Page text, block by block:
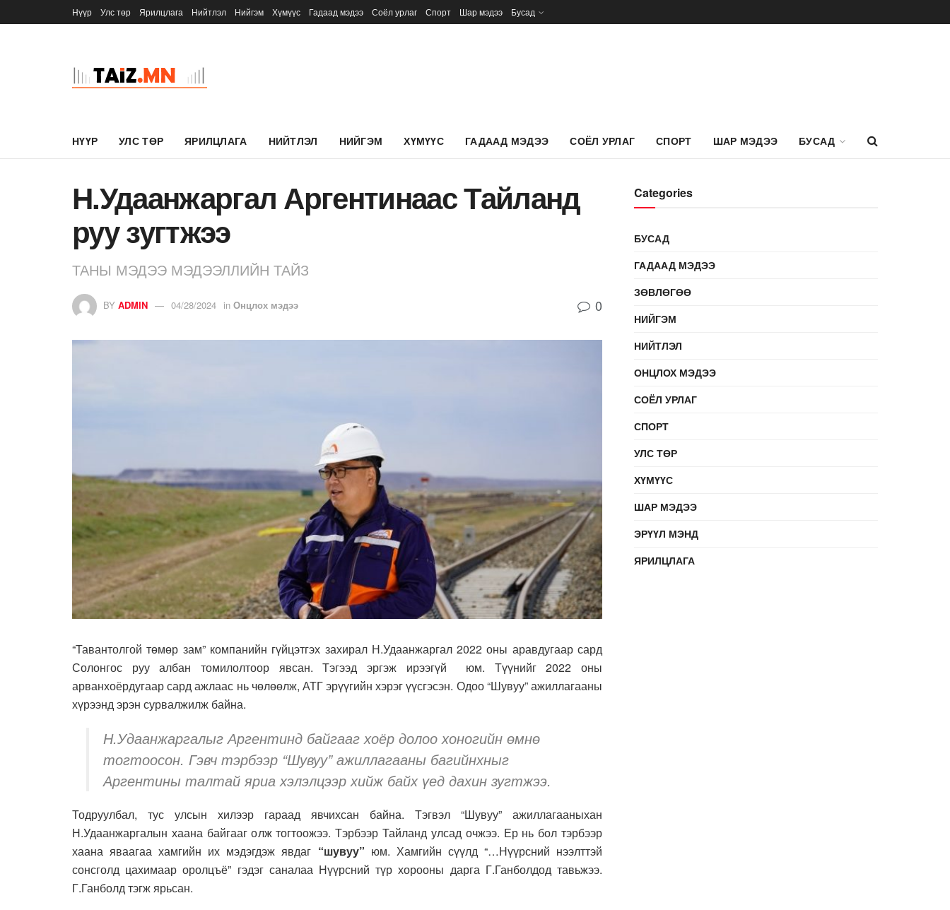
Нүүр Улс төр Ярилцлага Нийтлэл Нийгэм Хүмүүс Гадаад мэдээ Соёл урлаг Спорт Шар мэдээ Бусад
НҮҮР УЛС ТӨР ЯРИЛЦЛАГА НИЙТЛЭЛ НИЙГЭМ ХҮМҮҮС ГАДААД МЭДЭЭ СОЁЛ УРЛАГ СПОРТ ШАР МЭДЭЭ БУСАД
Н.Удаанжаргал Аргентинаас Тайланд
руу зугтжээ
ТАНЫ МЭДЭЭ МЭДЭЭЛЛИЙН ТАЙЗ
BY ADMIN 04/28/2024 in Онцлох мэдээ 0
“Тавантолгой төмөр зам” компанийн гүйцэтгэх захирал Н.Удаанжаргал 2022 оны аравдугаар сард
Солонгос руу албан томилолтоор явсан. Тэгээд эргэж ирээгүй юм. Түүнийг 2022 оны
арванхоёрдугаар сард ажлаас нь чөлөөлж, АТГ эрүүгийн хэрэг үүсгэсэн. Одоо “Шувуу” ажиллагааны
хүрээнд эрэн сурвалжилж байна.
Н.Удаанжаргалыг Аргентинд байгааг хоёр долоо хоногийн өмнө
тогтоосон. Гэвч тэрбээр “Шувуу” ажиллагааны багийнхныг
Аргентины талтай яриа хэлэлцээр хийж байх үед дахин зугтжээ.
Тодруулбал, тус улсын хилээр гараад явчихсан байна. Тэгвэл “Шувуу” ажиллагааныхан
Н.Удаанжаргалын хаана байгааг олж тогтоожээ. Тэрбээр Тайланд улсад очжээ. Ер нь бол тэрбээр
хаана яваагаа хамгийн их мэдэгдэж явдаг “шувуу” юм. Хамгийн сүүлд “…Нүүрсний нээлттэй
сонсголд цахимаар оролцъё” гэдэг саналаа Нүүрсний түр хорооны дарга Г.Ганболдод тавьжээ.
Г.Ганболд тэгж ярьсан.
Categories
БУСАД
ГАДААД МЭДЭЭ
ЗӨВЛӨГӨӨ
НИЙГЭМ
НИЙТЛЭЛ
ОНЦЛОХ МЭДЭЭ
СОЁЛ УРЛАГ
СПОРТ
УЛС ТӨР
ХҮМҮҮС
ШАР МЭДЭЭ
ЭРҮҮЛ МЭНД
ЯРИЛЦЛАГА